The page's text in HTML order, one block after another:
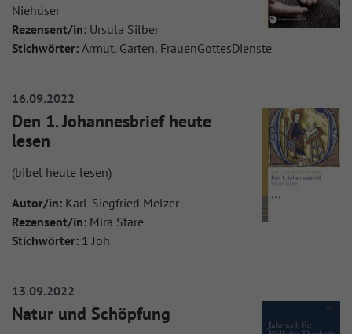
Niehüser
Rezensent/in: Ursula Silber
Stichwörter: Armut, Garten, FrauenGottesDienste
16.09.2022
Den 1. Johannesbrief heute
lesen
(bibel heute lesen)
Autor/in: Karl-Siegfried Melzer
Rezensent/in: Mira Stare
Stichwörter: 1 Joh
13.09.2022
Natur und Schöpfung